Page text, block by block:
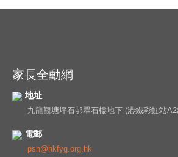
家長全動網
地址
九龍觀塘坪石邨翠石樓地下 (港鐵彩虹站
電郵
psn@hkfyg.org.hk